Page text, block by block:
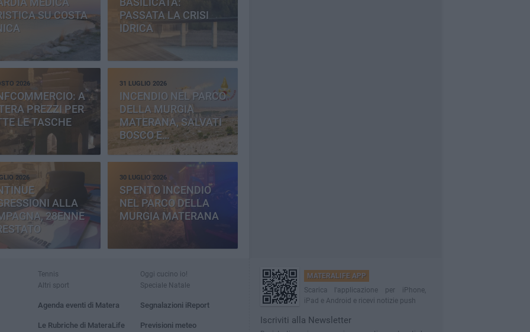
SU COSTA
PASSATA LA CRISI
IDRICA
2026
A
PREZZI PER
LE TASCHE
31 LUGLIO 2026
INCENDIO NEL PARCO
DELLA MURGIA
MATERANA, SALVATI
BOSCO E
CEMENTERIA
2026
ALLA
28ENNE
30 LUGLIO 2026
SPENTO INCENDIO
NEL PARCO DELLA
MURGIA MATERANA
Tennis
Altri sport
Agenda eventi di Matera
Le Rubriche di MateraLife
Oggi cucino io!
Speciale Natale
Segnalazioni iReport
Previsioni meteo
MATERALIFE APP
Scarica l'applicazione per iPhone,
iPad e Android e ricevi notizie push
Iscriviti alla Newsletter